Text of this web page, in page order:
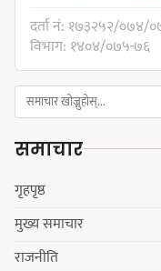
दर्ता नं: १७३२५२/०७४/
विभाग: १४०४/०७५-७६
समाचार
गृहपृष्ठ
मुख्य समाचार
राजनीति